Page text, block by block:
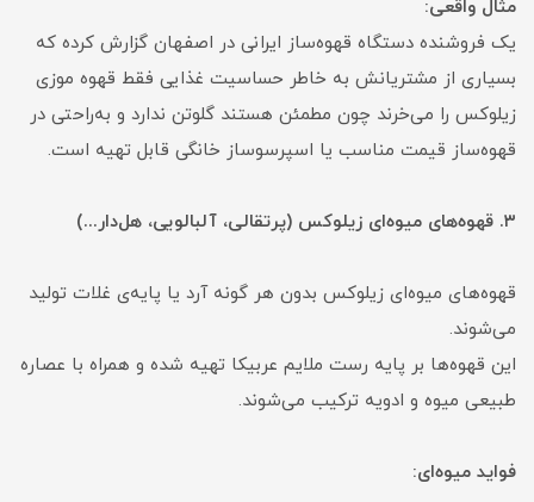
مثال واقعی:
یک فروشنده دستگاه قهوه‌ساز ایرانی در اصفهان گزارش کرده که
بسیاری از مشتریانش به خاطر حساسیت غذایی فقط قهوه موزی
زیلوکس را می‌خرند چون مطمئن هستند گلوتن ندارد و به‌راحتی در
قهوه‌ساز قیمت مناسب یا اسپرسوساز خانگی قابل تهیه است.
۳. قهوه‌های میوه‌ای زیلوکس (پرتقالی، آلبالویی، هل‌دار...)
قهوه‌های میوه‌ای زیلوکس بدون هر گونه آرد یا پایه‌ی غلات تولید
می‌شوند.
این قهوه‌ها بر پایه رست ملایم عربیکا تهیه شده و همراه با عصاره
طبیعی میوه و ادویه ترکیب می‌شوند.
فواید میوه‌ای: